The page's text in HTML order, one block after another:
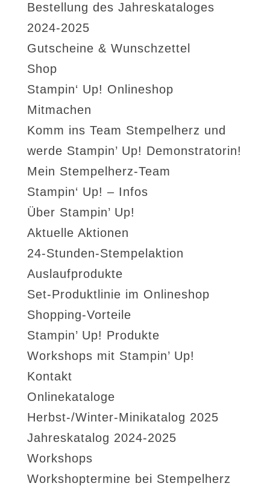
Bestellung des Jahreskataloges
2024-2025
Gutscheine & Wunschzettel
Shop
Stampin‘ Up! Onlineshop
Mitmachen
Komm ins Team Stempelherz und
werde Stampin’ Up! Demonstratorin!
Mein Stempelherz-Team
Stampin‘ Up! – Infos
Über Stampin’ Up!
Aktuelle Aktionen
24-Stunden-Stempelaktion
Auslaufprodukte
Set-Produktlinie im Onlineshop
Shopping-Vorteile
Stampin’ Up! Produkte
Workshops mit Stampin’ Up!
Kontakt
Onlinekataloge
Herbst-/Winter-Minikatalog 2025
Jahreskatalog 2024-2025
Workshops
Workshoptermine bei Stempelherz